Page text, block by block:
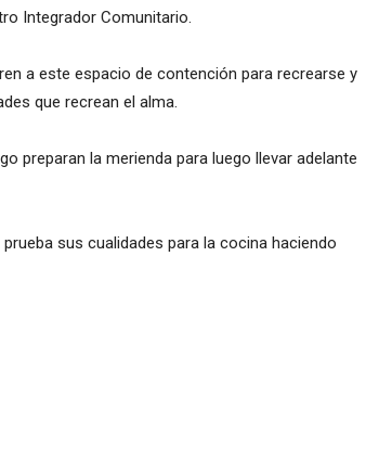
Integrador Comunitario.
a este espacio de contención para recrearse y
que recrean el alma.
preparan la merienda para luego llevar adelante
sus cualidades para la cocina haciendo